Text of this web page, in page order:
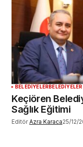
BELEDİYELERBELEDİYELER
Keçiören
Sağlık Eğitimi
Editör Azra Karaca25/12/